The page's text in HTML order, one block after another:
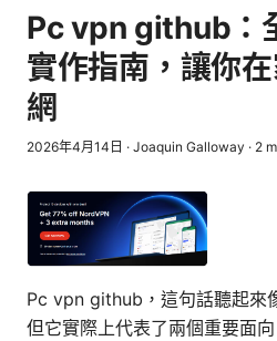
Pc vpn github：
實作指南，讓你
網
2026年4月14日 · Joaquin Galloway · 2
Pc vpn github，這句話聽起來
但它實際上代表了兩個重要面